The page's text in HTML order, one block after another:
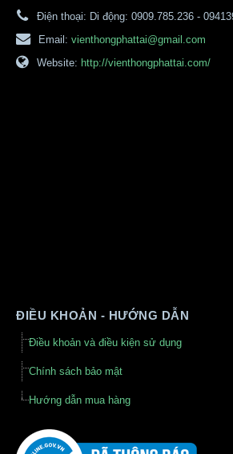
Điện thoại: Di động: 0909.785.236 -
Email: vienthongphattai@gmail.com
Website: http://vienthongphattai.com/
ĐIỀU KHOẢN - HƯỚNG DẪN
Điều khoản và điều kiện sử dụng
Chính sách bảo mật
Hướng dẫn mua hàng